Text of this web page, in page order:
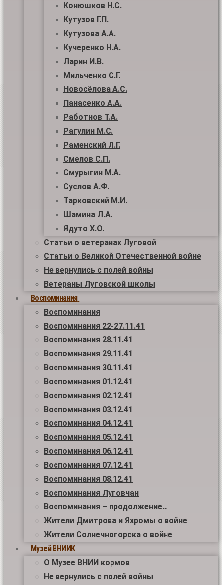
Конюшков Н.С.
Кутузов Г.П.
Кутузова А.А.
Кучеренко Н.А.
Ларин И.В.
Мильченко С.Г.
Новосёлова А.С.
Панасенко А.А.
Работнов Т.А.
Рагулин М.С.
Раменский Л.Г.
Смелов С.П.
Смурыгин М.А.
Суслов А.Ф.
Тарковский М.И.
Шамина Л.А.
Ядуто Х.О.
Статьи о ветеранах Луговой
Статьи о Великой Отечественной войне
Не вернулись с полей войны
Ветераны Луговской школы
Воспоминания
Воспоминания
Воспоминания 22-27.11.41
Воспоминания 28.11.41
Воспоминания 29.11.41
Воспоминания 30.11.41
Воспоминания 01.12.41
Воспоминания 02.12.41
Воспоминания 03.12.41
Воспоминания 04.12.41
Воспоминания 05.12.41
Воспоминания 06.12.41
Воспоминания 07.12.41
Воспоминания 08.12.41
Воспоминания Луговчан
Воспоминания – продолжение…
Жители Дмитрова и Яхромы о войне
Жители Солнечногорска о войне
Музей ВНИИК
О Музее ВНИИ кормов
Не вернулись с полей войны